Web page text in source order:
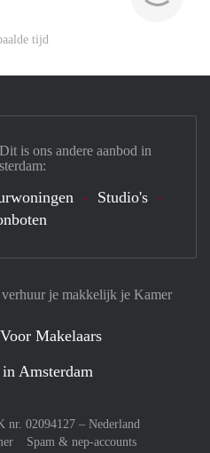
tijd
je makkelijk je Kamer
Voor Makelaars
Amsterdam
nr. 02094127 – Nederland
Spam & nep-accounts
is ons andere aanbod in
Studio's